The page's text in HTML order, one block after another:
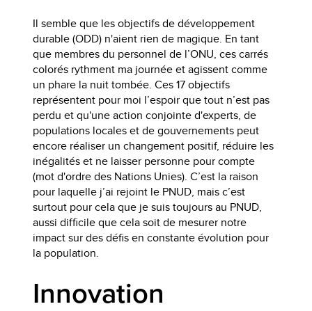
Il semble que les objectifs de développement
durable (ODD) n'aient rien de magique. En tant
que membres du personnel de l’ONU, ces carrés
colorés rythment ma journée et agissent comme
un phare la nuit tombée. Ces 17 objectifs
représentent pour moi l’espoir que tout n’est pas
perdu et qu'une action conjointe d'experts, de
populations locales et de gouvernements peut
encore réaliser un changement positif, réduire les
inégalités et ne laisser personne pour compte
(mot d'ordre des Nations Unies). C’est la raison
pour laquelle j’ai rejoint le PNUD, mais c’est
surtout pour cela que je suis toujours au PNUD,
aussi difficile que cela soit de mesurer notre
impact sur des défis en constante évolution pour
la population.
Innovation